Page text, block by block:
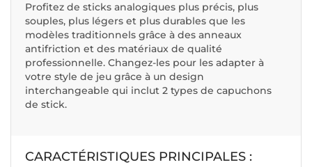
Profitez de sticks analogiques plus précis, plus
souples, plus légers et plus durables que les
modèles traditionnels grâce à des anneaux
antifriction et des matériaux de qualité
professionnelle. Changez-les pour les adapter à
votre style de jeu grâce à un design
interchangeable qui inclut 2 types de capuchons
de stick.
CARACTÉRISTIQUES PRINCIPALES :